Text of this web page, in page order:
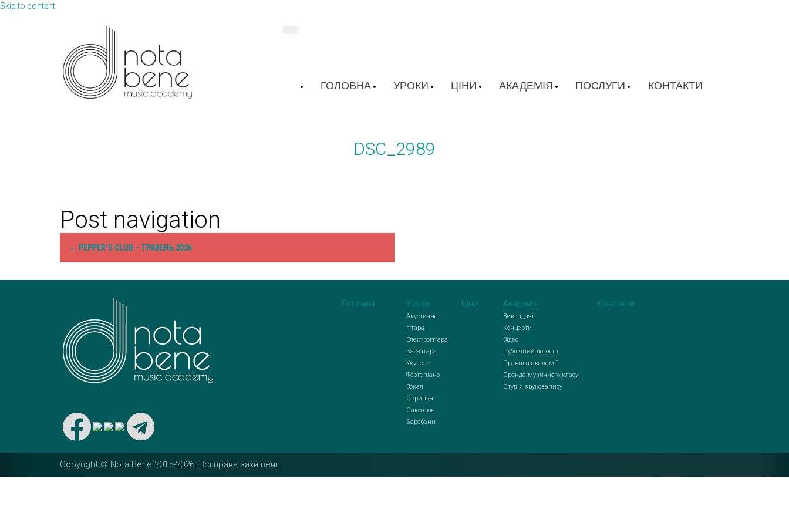
Skip to content
ГОЛОВНА УРОКИ ЦІНИ АКАДЕМІЯ ПОСЛУГИ КОНТАКТИ
DSC_2989
Post navigation
← PEPPER’S CLUB – ТРАВЕНЬ 2026
Головна Уроки
Акустична
гітара
Електрогітара
Бас-гітара
Укулеле
Фортепіано
Вокал
Скрипка
Саксофон
Барабани
Ціни Академія
Викладачі
Концерти
Відео
Публічний договір
Правила академії
Оренда музичного класу
Студія звукозапису
Контакти
Copyright © Nota Bene 2015-2026. Вcі права захищені.